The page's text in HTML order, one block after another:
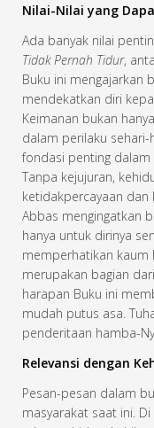
Nilai-Nilai yang
Ada banyak nilai
Tidak Pernah Tidur,
Buku ini mengajarkan
mendekatkan diri
Keimanan bukan
dalam perilaku
fondasi penting
Tanpa kejujuran,
ketidakpercayaan dan
Abbas mengingatkan
hanya untuk dirinya
memperhatikan kaum
merupakan bagian
harapan Buku ini
mudah putus asa.
penderitaan hamba-
Relevansi dengan
Pesan-pesan dalam
masyarakat saat ini.